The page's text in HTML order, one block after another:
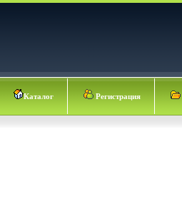
Каталог Регистрация